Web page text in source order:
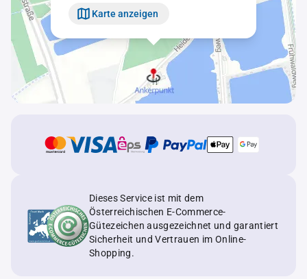
Karte anzeigen
Dieses Service ist mit dem
Österreichischen E-Commerce-
Gütezeichen ausgezeichnet und garantiert
Sicherheit und Vertrauen im Online-
Shopping.